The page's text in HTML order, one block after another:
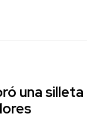
una